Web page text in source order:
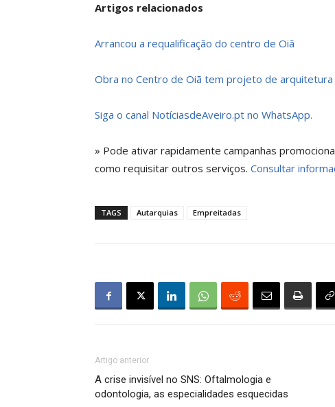
Artigos relacionados
Arrancou a requalificação do centro de Oiã
Obra no Centro de Oiã tem projeto de
Siga o canal NotíciasdeAveiro.pt no WhatsApp.
» Pode ativar rapidamente campanhas
como requisitar outros serviços. Consultar
TAGS Autarquias Empreitadas
Artigo anterior
A crise invisível no SNS: Oftalmologia e
odontologia, as especialidades esquecidas